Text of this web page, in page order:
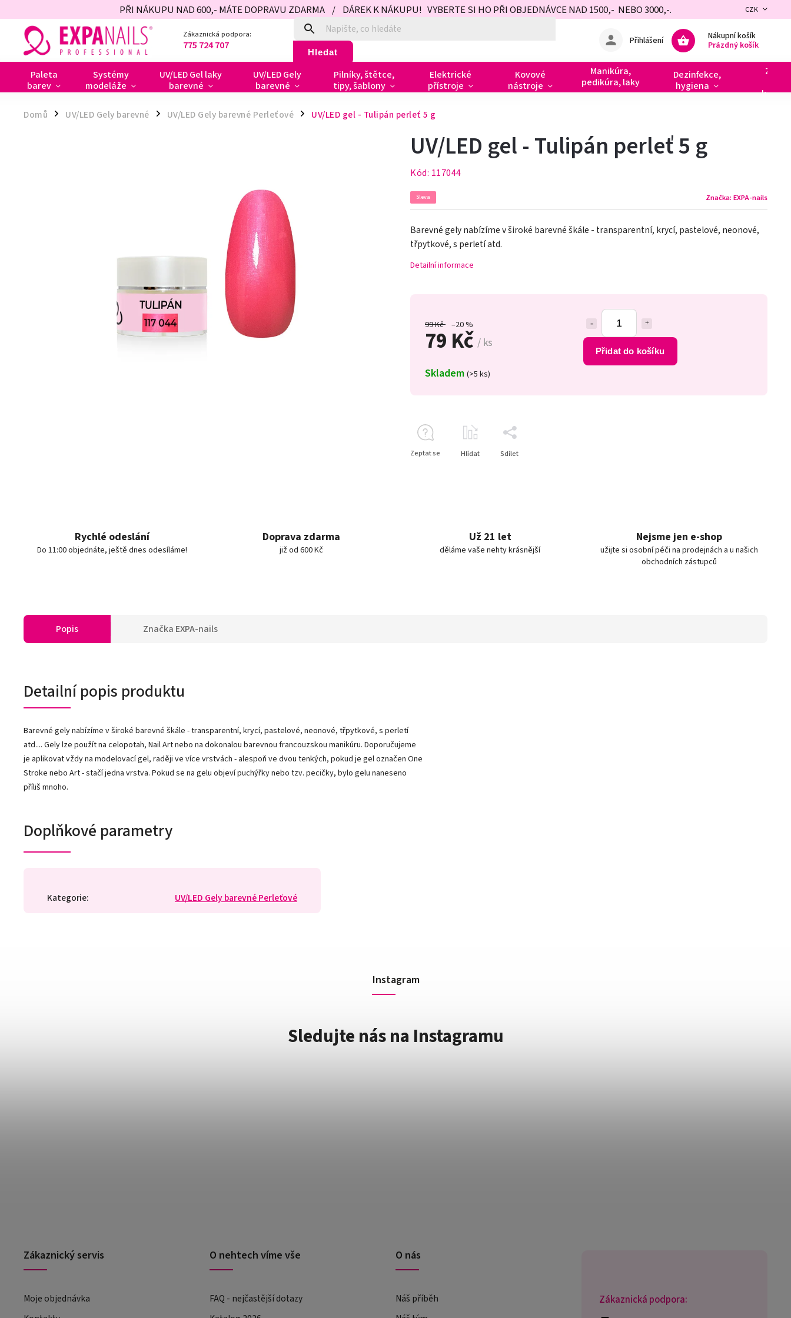
PŘI NÁKUPU NAD 600,- MÁTE DOPRAVU ZDARMA / DÁREK K NÁKUPU! VYBERTE SI HO PŘI OBJEDNÁVCE NAD 1500,- NEBO 3000,-. CZK
Zákaznická podpora:
775 724 707 Hledat
Nákupní košík
Prázdný košík
Přihlášení
Paleta
barev
Systémy
modeláže
UV/LED Gel laky
barevné
UV/LED Gely
barevné
Pilníky, štětce,
tipy, šablony
Elektrické
přístroje
Kovové
nástroje
Manikúra,
pedikúra, laky
Dezinfekce,
hygiena
Domů / UV/LED Gely barevné / UV/LED Gely barevné Perleťové / UV/LED gel - Tulipán perleť 5 g
99 Kč –20 %
79 Kč/ ks
Přidat do košíku
Skladem (>5 ks)
UV/LED gel - Tulipán perleť 5 g
Kód: 117044
Sleva Značka: EXPA-nails
Barevné gely nabízíme v široké barevné škále - transparentní, krycí, pastelové, neonové,
třpytkové, s perletí atd.
Detailní informace
Zeptat se Hlídat Sdílet
Rychlé odeslání
Do 11:00 objednáte, ještě dnes odesíláme!
Doprava zdarma
již od 600 Kč
Už 21 let
děláme vaše nehty krásnější
Nejsme jen e-shop
užijte si osobní péči na prodejnách a u našich
obchodních zástupců
Popis Značka EXPA-nails
Detailní popis produktu
Barevné gely nabízíme v široké barevné škále - transparentní, krycí, pastelové, neonové, třpytkové, s perletí
atd.... Gely lze použít na celopotah, Nail Art nebo na dokonalou barevnou francouzskou manikúru. Doporučujeme
je aplikovat vždy na modelovací gel, raději ve více vrstvách - alespoň ve dvou tenkých, pokud je gel označen One
Stroke nebo Art - stačí jedna vrstva. Pokud se na gelu objeví puchýřky nebo tzv. pecičky, bylo gelu naneseno
příliš mnoho.
Doplňkové parametry
Kategorie: UV/LED Gely barevné Perleťové
Zákaznická podpora:
Instagram
Sledujte nás na Instagramu
Zákaznický servis
Moje objednávka
O nehtech víme vše
FAQ - nejčastější dotazy
O nás
Náš příběh